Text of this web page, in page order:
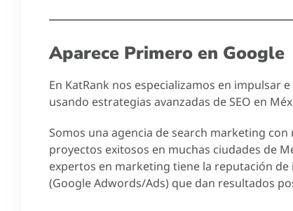
Aparece Primero en Google
En KatRank nos especializamos en impulsar
usando estrategias avanzadas de SEO en
Somos una agencia de search marketing
proyectos exitosos en muchas ciudades de
expertos en marketing tiene la reputación
(Google Adwords/Ads) que dan resultados